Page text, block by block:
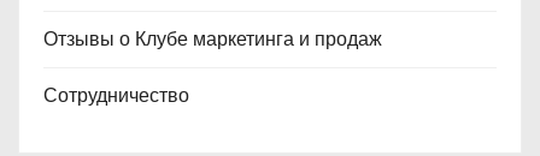
Отзывы о Клубе маркетинга и продаж
Сотрудничество